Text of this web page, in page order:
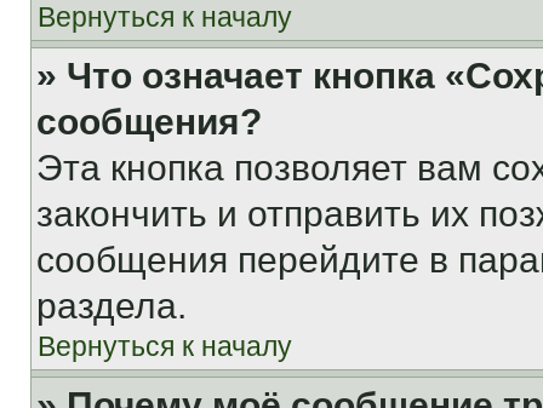
Вернуться к началу
» Что означает кнопка
сообщения?
Эта кнопка позволяет вам
закончить и отправить их
сообщения перейдите в
раздела.
Вернуться к началу